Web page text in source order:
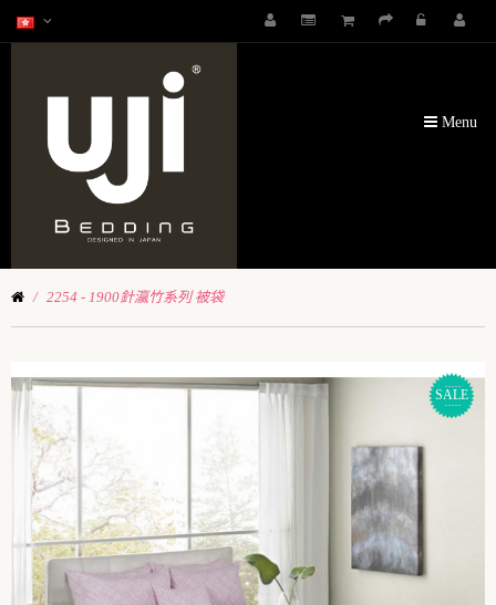
Menu
2254 - 1900針瀛竹系列 被袋
SALE